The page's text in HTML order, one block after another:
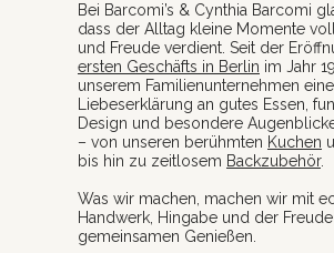
Bei Barcomi’s & Cynthia Barcomi
dass der Alltag kleine Momente
und Freude verdient. Seit der
ersten Geschäfts in Berlin im Jahr
unserem Familienunternehmen
Liebeserklärung an gutes Essen,
Design und besondere
– von unseren berühmten Kuchen
bis hin zu zeitlosem Backzubehör.
Was wir machen, machen wir mit
Handwerk, Hingabe und der
gemeinsamen Genießen.